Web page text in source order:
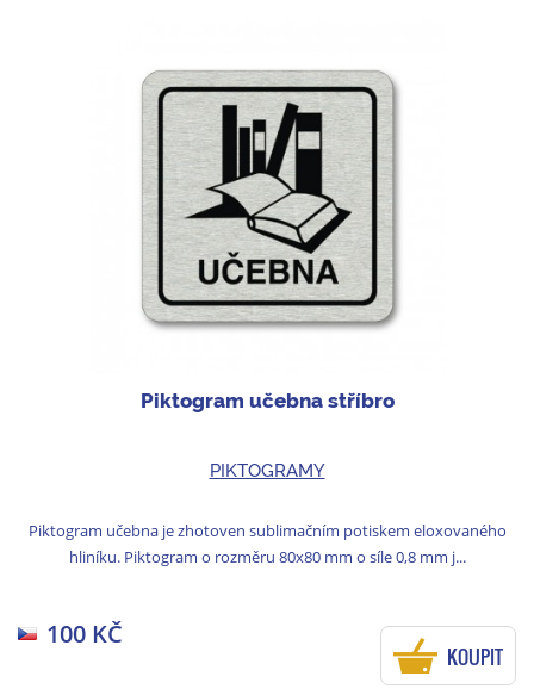
Piktogram učebna stříbro
PIKTOGRAMY
Piktogram učebna je zhotoven sublimačním potiskem eloxovaného
hliníku. Piktogram o rozměru 80x80 mm o síle 0,8 mm j...
100 KČ
KOUPIT